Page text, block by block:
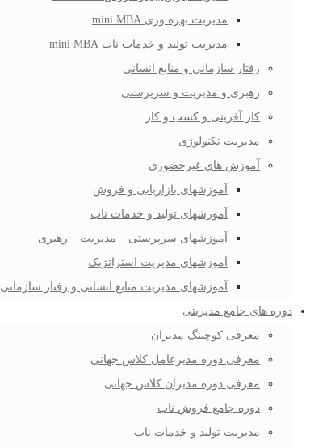
مدیریت بهره وری mini MBA
مدیریت تولید و خدمات ناب mini MBA
رفتار سازمانی و منابع انسانی
رهبری و مدیریت و سرپرستی
کار آفرینی و کسب و کار
مدیریت تکنولوژی
آموزش های غیرحضوری
آموزشهای بازاریابی و فروش
آموزشهای تولید و خدمات ناب
آموزشهای سرپرستی – مدیریت – رهبری
آموزشهای مدیریت استراتژیک
آموزشهای مدیریت منابع انسانی و رفتار سازمانی
دوره های جامع مدیریتی
معرفی کوچینگ مدیران
معرفی دوره مدیرعامل کلاس جهانی
معرفی دوره مدیران کلاس جهانی
دوره جامع فروش ناب
مدیریت تولید و خدمات ناب